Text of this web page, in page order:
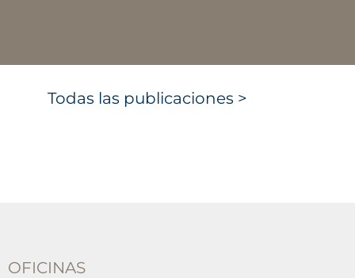
Todas las publicaciones >
OFICINAS